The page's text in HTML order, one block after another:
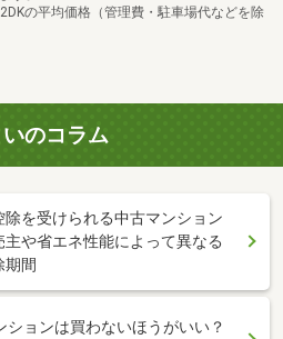
の平均価格（管理費・駐車場代などを除
のコラム
除を受けられる中古マンション
主や省エネ性能によって異なる
期間
ションは買わないほうがいい？